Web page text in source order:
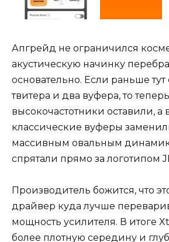
Апгрейд не ограничился
акустическую начинку
основательно. Если раньше тут
твитера и два вуфера, то теперь
высокочастотники оставили, а
классические вуферы
массивным овальным
спрятали прямо за логотипом
Производитель божится, что
драйвер куда лучше
мощность усилителя. В итоге
более плотную середину и